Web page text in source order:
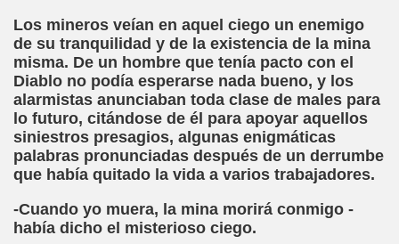
Los mineros veían en aquel ciego un enemigo
de su tranquilidad y de la existencia de la mina
misma. De un hombre que tenía pacto con el
Diablo no podía esperarse nada bueno, y los
alarmistas anunciaban toda clase de males para
lo futuro, citándose de él para apoyar aquellos
siniestros presagios, algunas enigmáticas
palabras pronunciadas después de un derrumbe
que había quitado la vida a varios trabajadores.
-Cuando yo muera, la mina morirá conmigo -
había dicho el misterioso ciego.
Reunión de Semáforos (José Molina Torres)
Pelayo, Jesús Montoro y Espido Freire)
El País, 12 de Mayo de 1990 (Antonio Muñoz Molina)